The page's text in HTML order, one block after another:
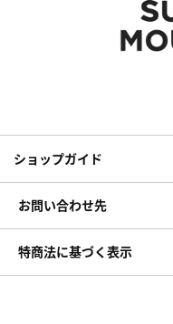
ショップガイド
お問い合わせ先
特商法に基づく表示